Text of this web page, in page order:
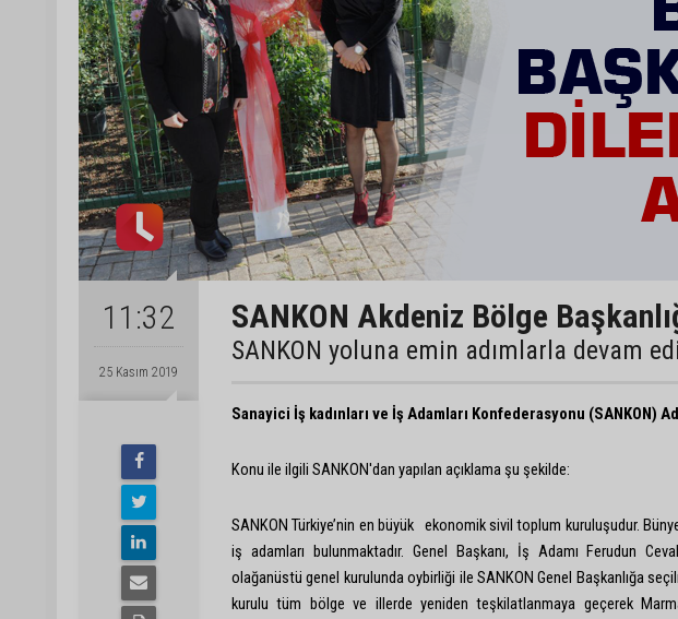
11:32
25 Kasım 2019
SANKON Akdeniz Bölge
SANKON yoluna emin adımlarla devam
Sanayici İş kadınları ve İş Adamları Konfederasyonu (SANKON)
Konu ile ilgili SANKON'dan yapılan açıklama şu şekilde:
SANKON Türkiye’nin en büyük ekonomik sivil toplum kuruluşudur.
iş adamları bulunmaktadır. Genel Başkanı, İş Adamı Ferudun
olağanüstü genel kurulunda oybirliği ile SANKON Genel Başkanlığa
kurulu tüm bölge ve illerde yeniden teşkilatlanmaya geçerek